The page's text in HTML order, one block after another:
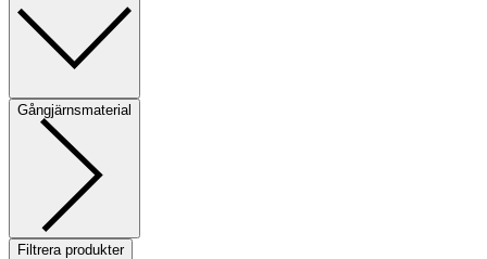
Gångjärnsmaterial
Filtrera produkter